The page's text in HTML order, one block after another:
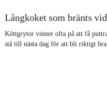
Långkoket som bränts vid
Köttgrytor vinner ofta på att få
stå till nästa dag för att bli riktigt